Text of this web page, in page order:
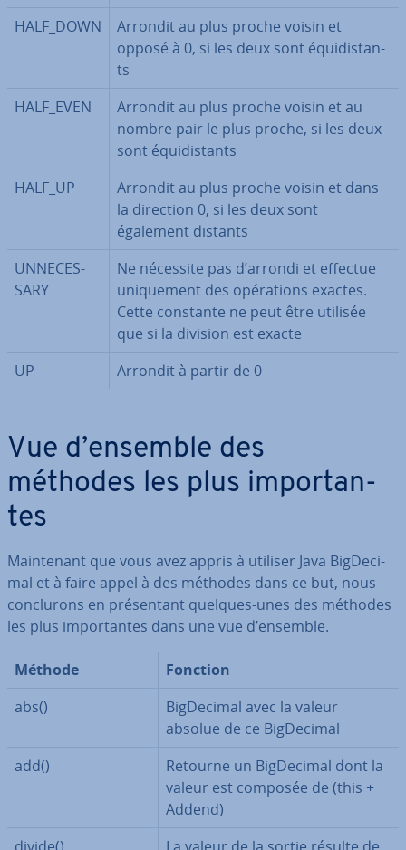
HALF_DOWN
Arrondit au plus proche voisin et
opposé à 0, si les deux sont équi­di­stan­
ts
HALF_EVEN
Arrondit au plus proche voisin et au
nombre pair le plus proche, si les deux
sont équi­di­stan­ts
HALF_UP
Arrondit au plus proche voisin et dans
la direction 0, si les deux sont
également distants
UN­NE­CES­
SA­RY
Ne nécessite pas d’arrondi et effectue
uni­que­ment des opé­ra­tions exactes.
Cette constante ne peut être utilisée
que si la division est exacte
UP
Arrondit à partir de 0
Vue d’ensemble des
méthodes les plus im­por­tan­
tes
Main­te­nant que vous avez appris à utiliser Java Big­De­ci­
mal et à faire appel à des méthodes dans ce but, nous
con­clu­rons en pré­sen­tant quelques-unes des méthodes
les plus im­por­tan­tes dans une vue d’ensemble.
Méthode
Fonction
abs()
Big­De­ci­mal avec la valeur
absolue de ce Big­De­ci­mal
add()
Retourne un Big­De­ci­mal dont la
valeur est composée de (this +
Addend)